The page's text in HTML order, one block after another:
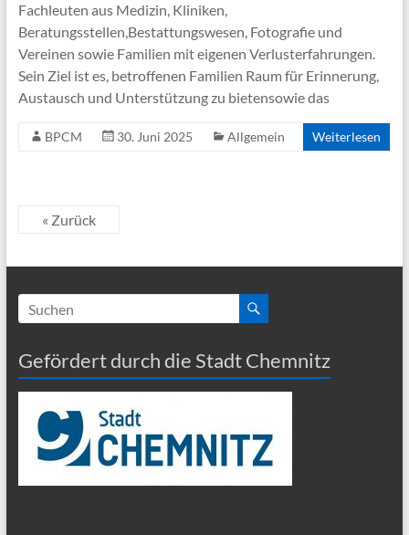
Fachleuten aus Medizin, Kliniken,
Beratungsstellen,Bestattungswesen, Fotografie und
Vereinen sowie Familien mit eigenen Verlusterfahrungen.
Sein Ziel ist es, betroffenen Familien Raum für Erinnerung,
Austausch und Unterstützung zu bietensowie das
BPCM 30. Juni 2025 Allgemein Weiterlesen
« Zurück
Gefördert durch die Stadt Chemnitz